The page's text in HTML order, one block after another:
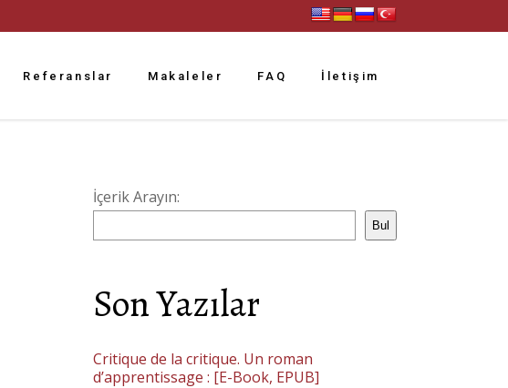
Referanslar Makaleler FAQ İletişim
İçerik Arayın:
Bul
Son Yazılar
Critique de la critique. Un roman
d’apprentissage : [E-Book, EPUB]